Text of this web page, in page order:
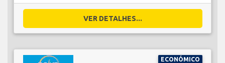
VER DETALHES...
ECONÓMICO